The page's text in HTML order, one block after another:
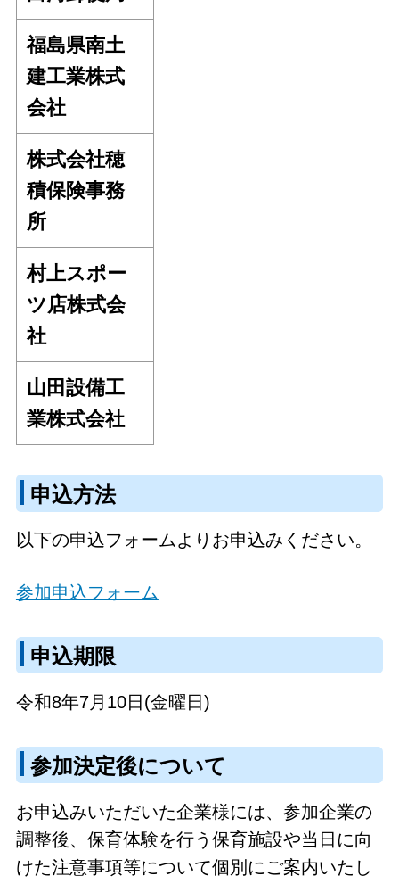
福島県南土
建工業株式
会社
株式会社穂
積保険事務
所
村上スポー
ツ店株式会
社
山田設備工
業株式会社
申込方法
以下の申込フォームよりお申込みください。
参加申込フォーム
申込期限
令和8年7月10日(金曜日)
参加決定後について
お申込みいただいた企業様には、参加企業の
調整後、保育体験を行う保育施設や当日に向
けた注意事項等について個別にご案内いたし